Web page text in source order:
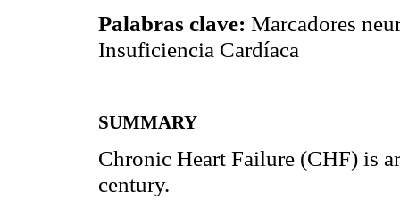
Palabras clave: Marcadores
Insuficiencia Cardíaca
SUMMARY
Chronic Heart Failure (CHF) is
century.